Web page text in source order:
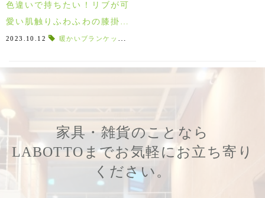
色違いで持ちたい！リブが可
愛い肌触りふわふわの膝掛け
ブランケット♪
2023.10.12 暖かいブランケット
家具・雑貨のことなら
LABOTTOまでお気軽にお立ち寄り
ください。